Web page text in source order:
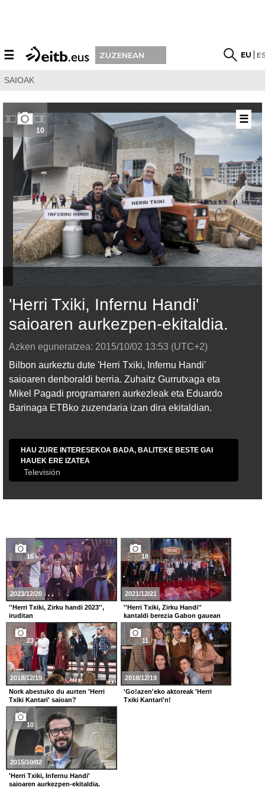
☰ ZUZENEAN EU
SAIOAK
10
'Herri Txiki, Infernu Handi'
saioaren aurkezpen-ekitaldia.
Azken eguneratzea: 2015/10/02 13:53 (UTC+2)
Bilbon aurkeztu dute 'Herri Txiki, Infernu Handi'
saioaren denboraldi berria. Zuhaitz Gurrutxaga eta
Mikel Pagadi programaren aurkezleak eta Eduardo
Barinaga ETBko zuzendaria izan dira ekitaldian.
HAU ZURE INTERESEKOA BADA, BALITEKE BESTE GAI
HAUEK ERE IZATEA
Televisión
☰
16
2023/12/20
''Herri Txiki, Zirku handi 2023'',
iruditan
18
2021/12/21
''Herri Txiki, Zirku Handi''
kantaldi berezia Gabon gauean
23
2018/12/19
Nork abestuko du aurten 'Herri
Txiki Kantari' saioan?
11
2018/12/19
'Go!azen'eko aktoreak 'Herri
Txiki Kantari'n!
10
2015/10/02
'Herri Txiki, Infernu Handi'
saioaren aurkezpen-ekitaldia.